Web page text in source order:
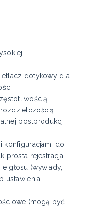
dotykowy dla
postprodukcji
konfiguracjami do
prosta rejestracja
głosu (wywiady,
ustawienia
(mogą być